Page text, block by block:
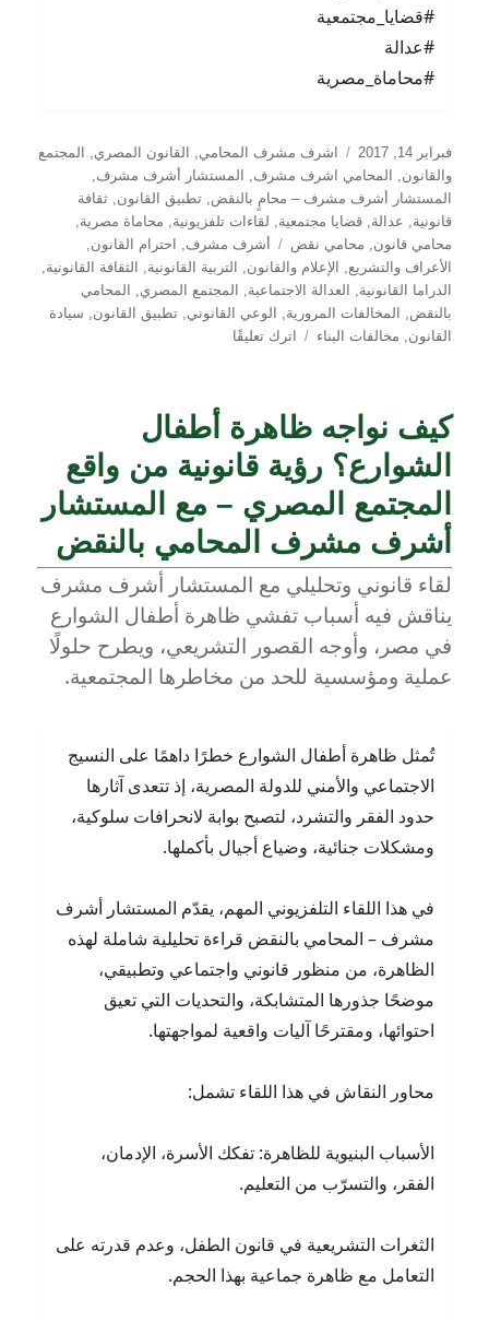
#قضايا_مجتمعية
#عدالة
#محاماة_مصرية
نُشرت
في
فبراير 14, 2017 التصنيفات
اشرف مشرف المحامي القانون المصري
المجتمع
والقانون
المحامي اشرف مشرف المستشار أشرف مشرف
المستشار أشرف مشرف – محامٍ بالنقض ,تطبيق القانون ,ثقافة
قانونية
عدالة ,قضايا مجتمعية لقاءات تلفزيونية محاماة مصرية
محامي قانون
محامي نقض الوسوم
أشرف مشرف احترام القانون
الأعراف والتشريع
الإعلام والقانون التربية القانونية الثقافة القانونية
الدراما القانونية
العدالة الاجتماعية المجتمع المصري
المحامي
بالنقض
المخالفات المرورية الوعي القانوني ,تطبيق القانون
سيادة
القانون
مخالفات البناء اترك تعليقًا
القانون
في
–
تحليلية
مع
المستشار
أشرف
مشرف
المحامي
بالنقض
كيف نواجه ظاهرة أطفال
الشوارع؟ رؤية قانونية من واقع
المجتمع المصري – مع المستشار
أشرف مشرف المحامي بالنقض
لقاء قانوني وتحليلي مع المستشار أشرف مشرف
يناقش فيه أسباب تفشي ظاهرة أطفال الشوارع
في مصر، وأوجه القصور التشريعي، ويطرح حلولًا
عملية ومؤسسية للحد من مخاطرها المجتمعية.
تُمثل ظاهرة أطفال الشوارع خطرًا داهمًا على النسيج
الاجتماعي والأمني للدولة المصرية، إذ تتعدى آثارها
حدود الفقر والتشرد، لتصبح بوابة لانحرافات سلوكية،
ومشكلات جنائية، وضياع أجيال بأكملها.
في هذا اللقاء التلفزيوني المهم، يقدّم المستشار أشرف
مشرف – المحامي بالنقض قراءة تحليلية شاملة لهذه
الظاهرة، من منظور قانوني واجتماعي وتطبيقي،
موضحًا جذورها المتشابكة، والتحديات التي تعيق
احتوائها، ومقترحًا آليات واقعية لمواجهتها.
محاور النقاش في هذا اللقاء تشمل:
الأسباب البنيوية للظاهرة: تفكك الأسرة، الإدمان،
الفقر، والتسرّب من التعليم.
الثغرات التشريعية في قانون الطفل، وعدم قدرته على
التعامل مع ظاهرة جماعية بهذا الحجم.